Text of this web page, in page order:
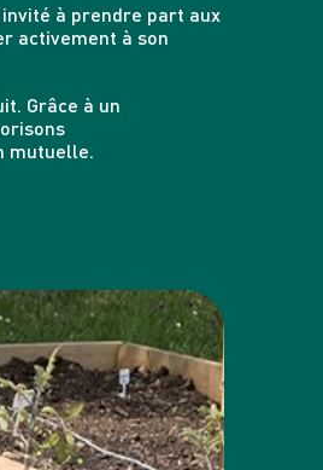
à prendre part aux
activement à son
Grâce à un
mutuelle.